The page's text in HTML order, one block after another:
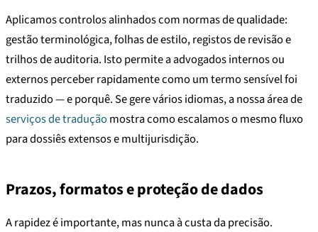
Aplicamos controlos alinhados com normas de qualidade:
gestão terminológica, folhas de estilo, registos de revisão e
trilhos de auditoria. Isto permite a advogados internos ou
externos perceber rapidamente como um termo sensível foi
traduzido — e porquê. Se gere vários idiomas, a nossa área de
serviços de traduçãomostra como escalamos o mesmo fluxo
para dossiês extensos e multijurisdição.
Prazos, formatos e proteção de dados
A rapidez é importante, mas nunca à custa da precisão.